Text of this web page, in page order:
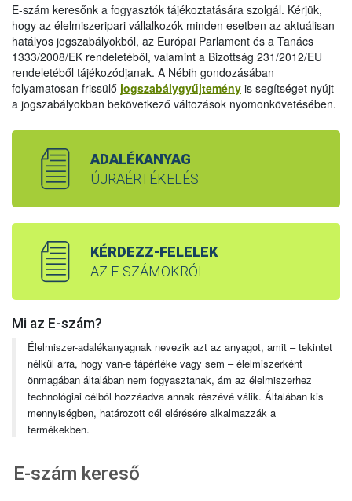
E-szám keresőnk a fogyasztók tájékoztatására szolgál. Kérjük,
hogy az élelmiszeripari vállalkozók minden esetben az aktuálisan
hatályos jogszabályokból, az Európai Parlament és a Tanács
1333/2008/EK rendeletéből, valamint a Bizottság 231/2012/EU
rendeletéből tájékozódjanak. A Nébih gondozásában
folyamatosan frissülő jogszabálygyűjtemény is segítséget nyújt
a jogszabályokban bekövetkező változások nyomonkövetésében.
ADALÉKANYAG
ÚJRAÉRTÉKELÉS
KÉRDEZZ-FELELEK
AZ E-SZÁMOKRÓL
Mi az E-szám?
Élelmiszer-adalékanyagnak nevezik azt az anyagot, amit – tekintet
nélkül arra, hogy van-e tápértéke vagy sem – élelmiszerként
önmagában általában nem fogyasztanak, ám az élelmiszerhez
technológiai célból hozzáadva annak részévé válik. Általában kis
mennyiségben, határozott cél elérésére alkalmazzák a
termékekben.
E-szám kereső